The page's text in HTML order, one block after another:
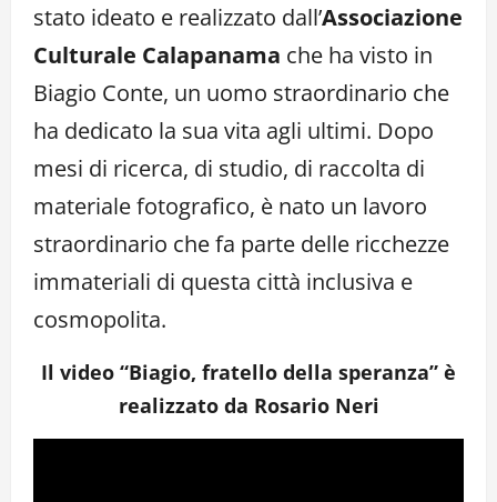
stato ideato e realizzato dall’Associazione
Culturale Calapanama che ha visto in
Biagio Conte, un uomo straordinario che
ha dedicato la sua vita agli ultimi. Dopo
mesi di ricerca, di studio, di raccolta di
materiale fotografico, è nato un lavoro
straordinario che fa parte delle ricchezze
immateriali di questa città inclusiva e
cosmopolita.
Il video “Biagio, fratello della speranza” è
realizzato da Rosario Neri